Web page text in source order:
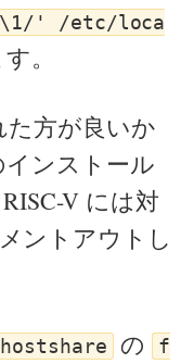
\1/' /etc/loca
。
た方が良いか
インストール
V には対
ントアウトし
hostshare の
f